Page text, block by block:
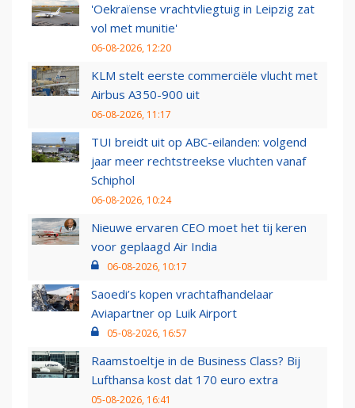
'Oekraïense vrachtvliegtuig in Leipzig zat
vol met munitie'
06-08-2026, 12:20
KLM stelt eerste commerciële vlucht met
Airbus A350-900 uit
06-08-2026, 11:17
TUI breidt uit op ABC-eilanden: volgend
jaar meer rechtstreekse vluchten vanaf
Schiphol
06-08-2026, 10:24
Nieuwe ervaren CEO moet het tij keren
voor geplaagd Air India
06-08-2026, 10:17
Saoedi’s kopen vrachtafhandelaar
Aviapartner op Luik Airport
05-08-2026, 16:57
Raamstoeltje in de Business Class? Bij
Lufthansa kost dat 170 euro extra
05-08-2026, 16:41